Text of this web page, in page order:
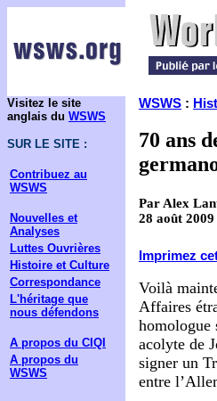
Visitez le site
anglais du WSWS
SUR LE SITE :
Contribuez au
WSWS
Nouvelles et
Analyses
Luttes Ouvrières
Histoire et Culture
Correspondance
L'héritage que
nous défendons
A propos du CIQI
A propos du
WSWS
WSWS :
70 ans
Par Alex
28 août 2009
Imprimez
Voilà
Affaires
homologue
acolyte de
signer un
entre